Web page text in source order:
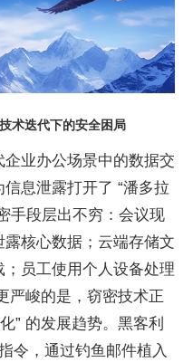
术迭代下的安全困局
业办公场景中的数据交
息泄露打开了 “潘多拉
手段层出不穷：会议现
核心数据；云端存储文
；员工使用个人设备处理
峻的是，窃密技术正
” 的发展趋势。黑客利
令，通过钓鱼邮件植入